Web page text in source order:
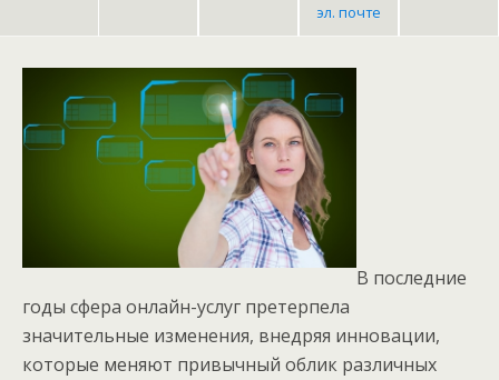
эл. почте
В последние
годы сфера онлайн-услуг претерпела
значительные изменения, внедряя инновации,
которые меняют привычный облик различных